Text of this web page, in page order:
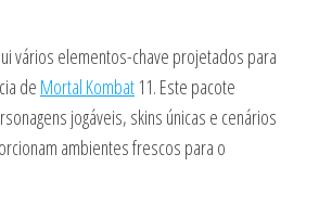
vários elementos-chave projetados para
de Mortal Kombat 11. Este pacote
jogáveis, skins únicas e cenários
ambientes frescos para o